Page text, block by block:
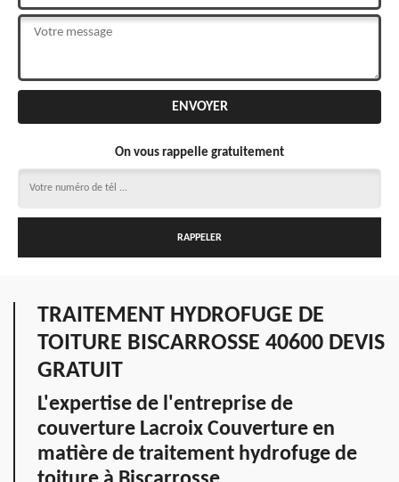
On vous rappelle gratuitement
TRAITEMENT HYDROFUGE DE
TOITURE BISCARROSSE 40600 DEVIS
GRATUIT
L'expertise de l'entreprise de
couverture Lacroix Couverture en
matière de traitement hydrofuge de